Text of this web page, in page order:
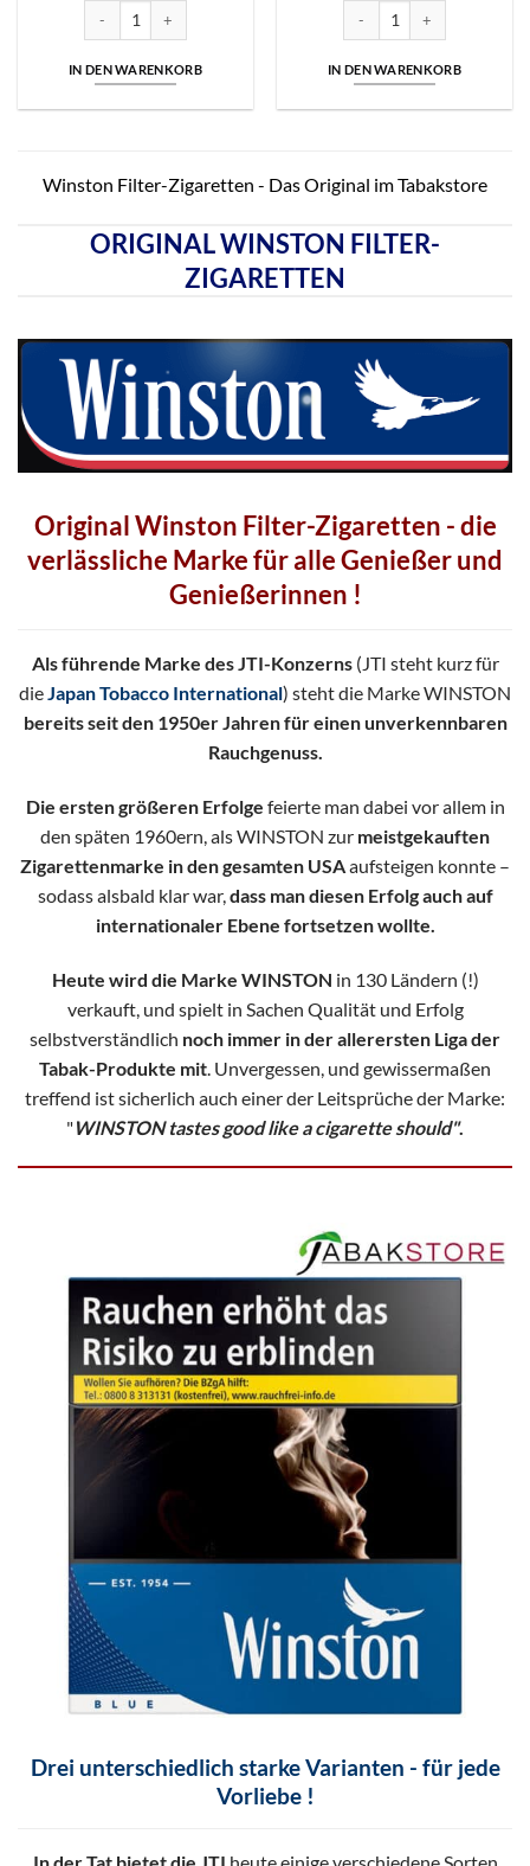
Winston Glas Aschenbecher Menge
IN DEN WARENKORB
Winston Trinkbecher Red
IN DEN WARENKORB
Winston Filter-Zigaretten - Das Original im Tabakstore
ORIGINAL WINSTON FILTER-
ZIGARETTEN
Original Winston Filter-Zigaretten - die
verlässliche Marke für alle Genießer und
Genießerinnen !
Als führende Marke des JTI-Konzerns(JTI steht kurz für
dieJapan Tobacco International) steht die Marke WINSTON
bereits seit den 1950er Jahren für einen unverkennbaren
Rauchgenuss.
Die ersten größeren Erfolge feierte man dabei vor allem in
den späten 1960ern, als WINSTON zur meistgekauften
Zigarettenmarke in den gesamten USAaufsteigen konnte –
sodass alsbald klar war, dass man diesen Erfolg auch auf
internationaler Ebene fortsetzen wollte.
Heute wird die Marke WINSTON in 130 Ländern (!)
verkauft, und spielt in Sachen Qualität und Erfolg
selbstverständlich noch immer in der allerersten Liga der
Tabak-Produkte mit Unvergessen, und gewissermaßen
treffend ist sicherlich auch einer der Leitsprüche der Marke:
"WINSTON tastes good like a cigarette should".
Drei unterschiedlich starke Varianten - für jede
Vorliebe !